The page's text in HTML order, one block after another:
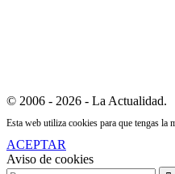
© 2006 - 2026 - La Actualidad.
Esta web utiliza cookies para que tengas la
ACEPTAR
Aviso de cookies